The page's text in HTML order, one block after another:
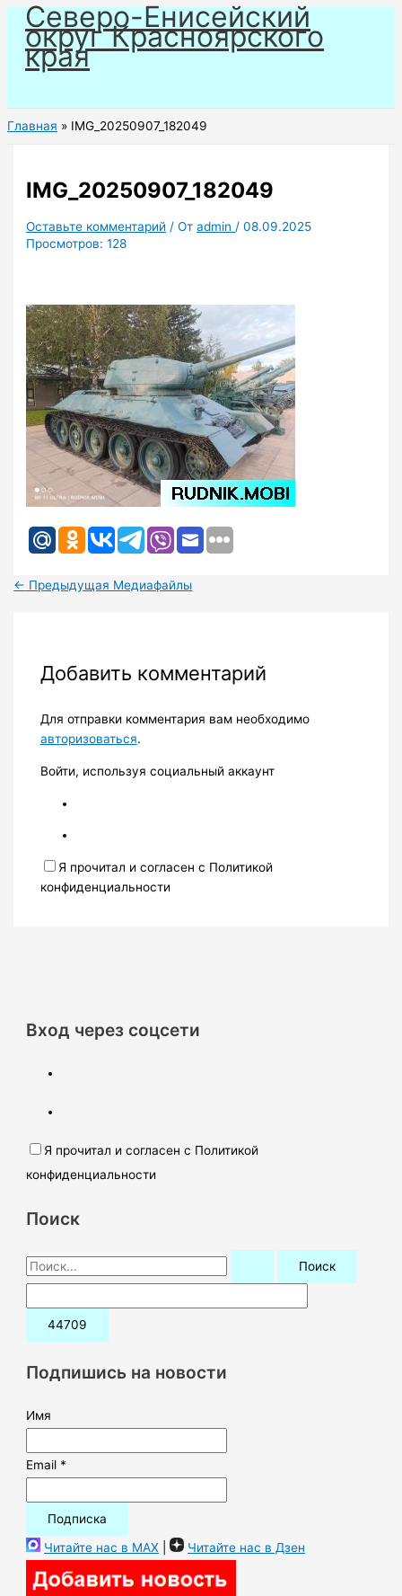
Перейти
содержимому
Северо-Енисейский
округ Красноярского
края
Главная IMG_20250907_182049
IMG_20250907_182049
Оставьте комментарий / Отadmin /08.09.2025
Просмотров: 128
← Предыдущая Медиафайлы
Добавить комментарий
Для отправки комментария вам необходимо
авторизоваться.
Войти, используя социальный аккаунт
Я прочитал и согласен с Политикой
конфиденциальности
Вход через соцсети
Я прочитал и согласен с Политикой
конфиденциальности
Поиск
П
о
и
:Подпишись на новости
Имя
Email *
Читайте нас в MAX | Читайте нас в Дзен